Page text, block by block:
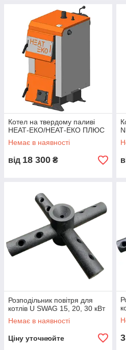
Котел на твердому паливі
НЕАТ-ЕКО/НЕАТ-ЕКО ПЛЮС
Немає в наявності
від 18 300 ₴
Розподільник повітря для
котлів U SWAG 15, 20, 30 кВт
Немає в наявності
Ціну уточнюйте